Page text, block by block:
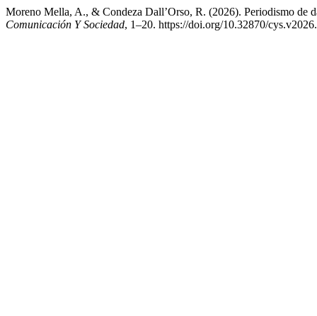
Moreno Mella, A., & Condeza Dall’Orso, R. (2026). Periodismo de
Comunicación Y Sociedad, 1–20. https://doi.org/10.32870/